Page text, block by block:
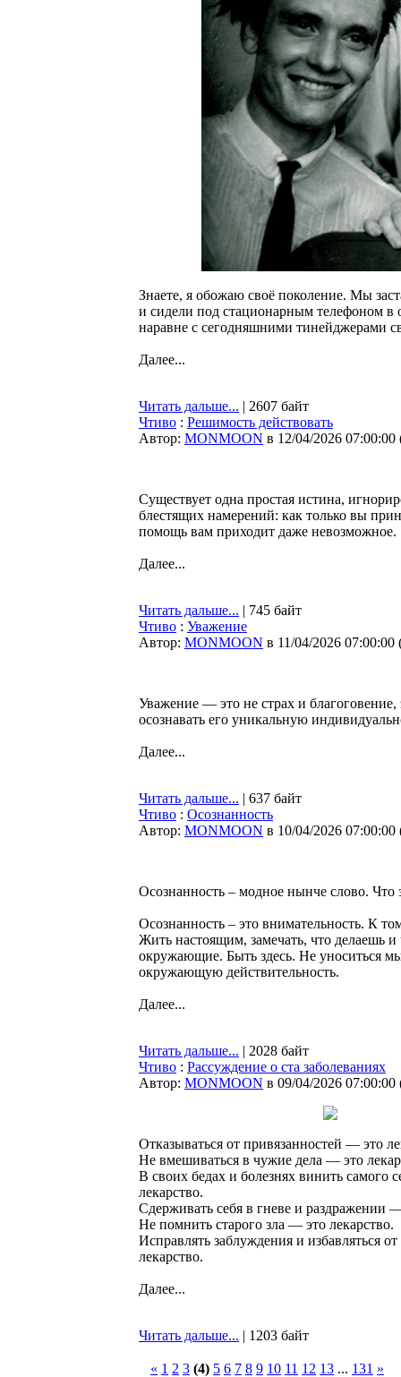
Знаете, я обожаю своё поколение. Мы
и сидели под стационарным телефоном
наравне с сегодняшними тинейджерами
Далее...
Читать дальше... | 2607 байт
Чтиво : Решимость действовать
Автор: MONMOON в 12/04/2026 07:00:00
Существует одна простая истина,
блестящих намерений: как только вы
помощь вам приходит даже невозможное.
Далее...
Читать дальше... | 745 байт
Чтиво : Уважение
Автор: MONMOON в 11/04/2026 07:00:00
Уважение — это не страх и благоговение,
осознавать его уникальную
Далее...
Читать дальше... | 637 байт
Чтиво : Осознанность
Автор: MONMOON в 10/04/2026 07:00:00
Осознанность – модное нынче слово. Что
Осознанность – это внимательность. К
Жить настоящим, замечать, что делаешь
окружающие. Быть здесь. Не уноситься
окружающую действительность.
Далее...
Читать дальше... | 2028 байт
Чтиво : Рассуждение о ста заболеваниях
Автор: MONMOON в 09/04/2026 07:00:00
Отказываться от привязанностей — это
Не вмешиваться в чужие дела — это
В своих бедах и болезнях винить самого
лекарство.
Сдерживать себя в гневе и раздражении
Не помнить старого зла — это лекарство.
Исправлять заблуждения и избавляться
лекарство.
Далее...
Читать дальше... | 1203 байт
« 1 2 3 (4) 5 6 7 8 9 10 11 12 13 ... 131 »